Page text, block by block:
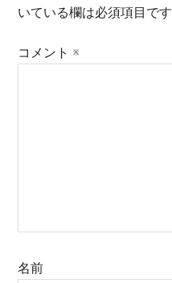
いている欄は必須項目です
コメント ※
名前